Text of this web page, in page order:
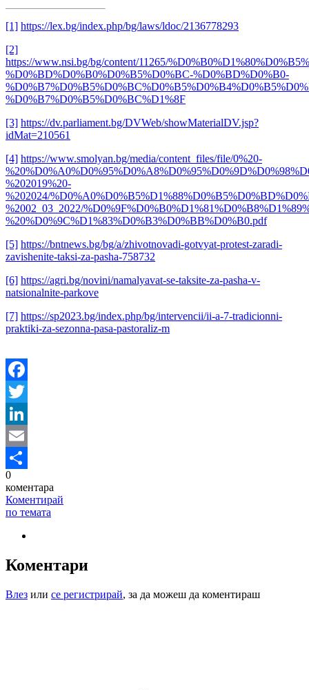
[1] https://lex.bg/index.php/bg/laws/ldoc/2136778293
[2]
https://www.nsi.bg/bg/content/11265/
%D0%BD%D0%B0%D0%B5%D0%BC-%D0%BD%D0%B0-
%D0%B7%D0%B5%D0%BC%D1%8F
[3] https://dv.parliament.bg/DVWeb/showMaterialDV.jsp?
idMat=210561
[4] https://www.smolyan.bg/media/content_files/file/0%20-
%202019%20-
%202024/
%2002_03_2022/
%20%D0%9C%D1%83%D0%B3%D0%BB%D0%B0.pdf
[5] https://bntnews.bg/bg/a/zhivotnovadi-gotvyat-protest-zaradi-
zavishenite-taksi-za-pasha-758732
[6] https://agri.bg/novini/namalyavat-se-taksite-za-pasha-v-
natsionalnite-parkove
[7] https://sp2023.bg/index.php/bg/intervencii/ii-a-7-tradicionni-
praktiki-za-sezonna-pasa-pastoraliz-m
Facebook
Twitter
LinkedIn
Email
Share
0
коментара
Коментирай
по темата
Коментари
Влез или се регистрирай, за да можеш да коментираш